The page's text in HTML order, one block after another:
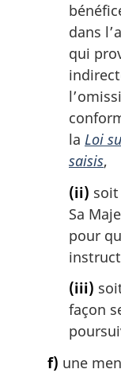
dans
qui
la Loi
saisis,
(ii)
Sa
pour
(iii)
façon
f) une